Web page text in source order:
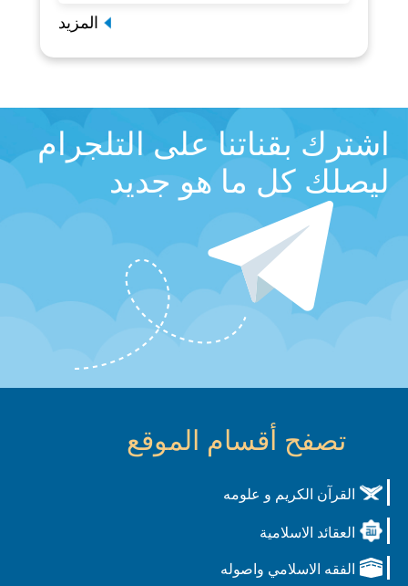
المزيد
اشترك بقناتنا على التلجرام
ليصلك كل ما هو جديد
تصفح أقسام الموقع
القرآن الكريم و علومه
العقائد الاسلامية
الفقه الاسلامي واصوله